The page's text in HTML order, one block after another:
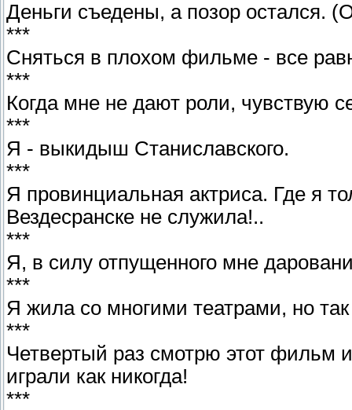
Деньги съедены, а позор остался.
***
Сняться в плохом фильме - все
***
Когда мне не дают роли, чувствую
***
Я - выкидыш Станиславского.
***
Я провинциальная актриса. Где я
Вездесранске не служила!..
***
Я, в силу отпущенного мне
***
Я жила со многими театрами, но
***
Четвертый раз смотрю этот фильм
играли как никогда!
***